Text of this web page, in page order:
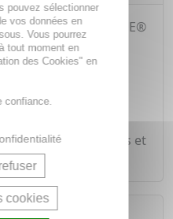
NORVEGIENNE®
nourrit
des lèvres
agressions
lipidique des
et d'huiles
redeviennent douces et
pouvez sélectionner
vos données en
Vous pourrez
tout moment en
des Cookies" en
confiance.
cookies